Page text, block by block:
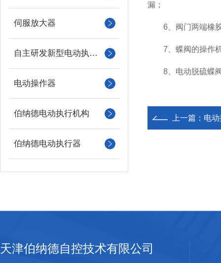
伺服放大器
自主研发新型电动执行机构
电动操作器
伯纳德电动执行机构
伯纳德电动执行器
漏；
6、阀门两端橡胶
7、蝶阀的操作机
8、电动脱硫蝶阀
上一篇： 电
天津伯纳德自控技术有限公司